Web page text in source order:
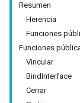
Resumen
Herencia
Funciones
Funciones
Vincular
BindInterface
Cerrar